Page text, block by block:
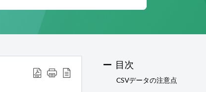
問い合わせ受付後 (24時間365日)
※予約制
目次
CSVデータの注意点